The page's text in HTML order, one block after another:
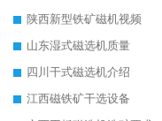
陕西新型铁矿磁机视频
山东湿式磁选机质量
四川干式磁选机介绍
江西磁铁矿干选设备